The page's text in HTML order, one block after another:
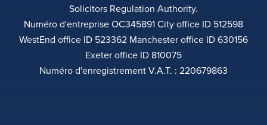
Solicitors Regulation Authority.
Numéro d'entreprise OC345891 City office ID 512598
WestEnd office ID 523362 Manchester office ID 630156
Exeter office ID 810075
Numéro d'enregistrement V.A.T. : 220679863